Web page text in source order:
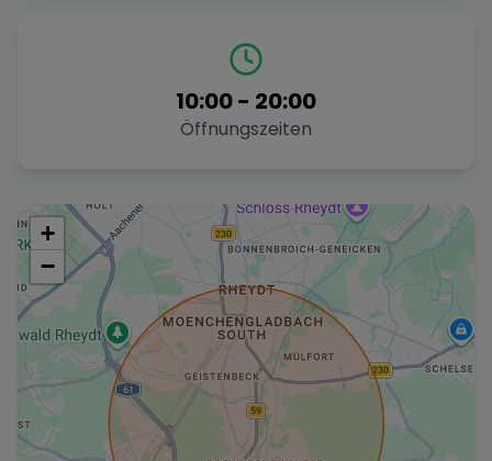
10:00- 20:00
Öffnungszeiten
+
−